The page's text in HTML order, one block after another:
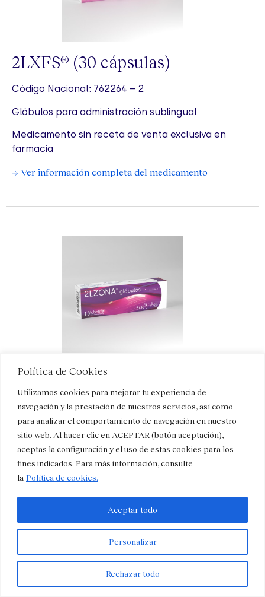
Política de Cookies
Utilizamos cookies para mejorar tu experiencia de
navegación y la prestación de nuestros servicios, así como
para analizar el comportamiento de navegación en nuestro
sitio web. Al hacer clic en ACEPTAR (botón aceptación),
aceptas la configuración y el uso de estas cookies para los
fines indicados. Para más información, consulte
la Política de cookies.
Personalizar
Rechazar todo
Aceptar todo
2LXFS® (30 cápsulas)
Código Nacional: 762264 – 2
Glóbulos para administración sublingual
Medicamento sin receta de venta exclusiva en
farmacia
→ Ver información completa del medicamento
2LZONA®(30 cápsulas)
Código Nacional: 762261 – 1
Glóbulos para administración sublingual
Medicamento sin receta de venta exclusiva en
farmacia